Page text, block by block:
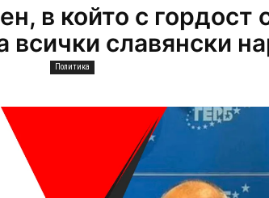
в който с гордост
славянски
Политика